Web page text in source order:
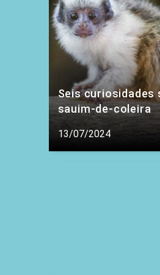
Seis curiosidades
sauim-de-coleira
13/07/2024